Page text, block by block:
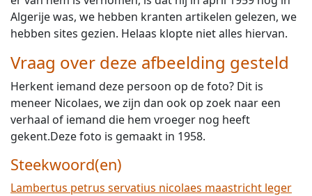
Algerije was, we hebben kranten artikelen gelezen, we
hebben sites gezien. Helaas klopte niet alles hiervan.
Vraag over deze afbeelding gesteld
Herkent iemand deze persoon op de foto? Dit is
meneer Nicolaes, we zijn dan ook op zoek naar een
verhaal of iemand die hem vroeger nog heeft
gekent.Deze foto is gemaakt in 1958.
Steekwoord(en)
Lambertus petrus servatius nicolaes maastricht leger